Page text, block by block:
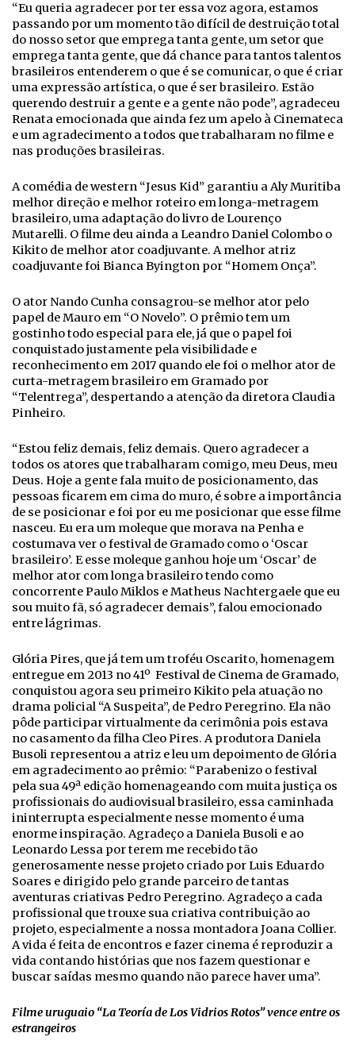
“Eu queria agradecer por ter essa voz agora, estamos
passando por um momento tão difícil de destruição total
do nosso setor que emprega tanta gente, um setor que
emprega tanta gente, que dá chance para tantos talentos
brasileiros entenderem o que é se comunicar, o que é criar
uma expressão artística, o que é ser brasileiro. Estão
querendo destruir a gente e a gente não pode”, agradeceu
Renata emocionada que ainda fez um apelo à Cinemateca
e um agradecimento a todos que trabalharam no filme e
nas produções brasileiras.
A comédia de western “Jesus Kid” garantiu a Aly Muritiba
melhor direção e melhor roteiro em longa-metragem
brasileiro, uma adaptação do livro de Lourenço
Mutarelli. O filme deu ainda a Leandro Daniel Colombo o
Kikito de melhor ator coadjuvante. A melhor atriz
coadjuvante foi Bianca Byington por “Homem Onça”.
O ator Nando Cunha consagrou-se melhor ator pelo
papel de Mauro em “O Novelo”. O prêmio tem um
gostinho todo especial para ele, já que o papel foi
conquistado justamente pela visibilidade e
reconhecimento em 2017 quando ele foi o melhor ator de
curta-metragem brasileiro em Gramado por
“Telentrega”, despertando a atenção da diretora Claudia
Pinheiro.
“Estou feliz demais, feliz demais. Quero agradecer a
todos os atores que trabalharam comigo, meu Deus, meu
Deus. Hoje a gente fala muito de posicionamento, das
pessoas ficarem em cima do muro, é sobre a importância
de se posicionar e foi por eu me posicionar que esse filme
nasceu. Eu era um moleque que morava na Penha e
costumava ver o festival de Gramado como o ‘Oscar
brasileiro’. E esse moleque ganhou hoje um ‘Oscar’ de
melhor ator com longa brasileiro tendo como
concorrente Paulo Miklos e Matheus Nachtergaele que eu
sou muito fã, só agradecer demais”, falou emocionado
entre lágrimas.
Glória Pires, que já tem um troféu Oscarito, homenagem
entregue em 2013 no 41º Festival de Cinema de Gramado,
conquistou agora seu primeiro Kikito pela atuação no
drama policial “A Suspeita”, de Pedro Peregrino. Ela não
pôde participar virtualmente da cerimônia pois estava
no casamento da filha Cleo Pires. A produtora Daniela
Busoli representou a atriz e leu um depoimento de Glória
em agradecimento ao prêmio: “Parabenizo o festival
pela sua 49ª edição homenageando com muita justiça os
profissionais do audiovisual brasileiro, essa caminhada
ininterrupta especialmente nesse momento é uma
enorme inspiração. Agradeço a Daniela Busoli e ao
Leonardo Lessa por terem me recebido tão
generosamente nesse projeto criado por Luis Eduardo
Soares e dirigido pelo grande parceiro de tantas
aventuras criativas Pedro Peregrino. Agradeço a cada
profissional que trouxe sua criativa contribuição ao
projeto, especialmente a nossa montadora Joana Collier.
A vida é feita de encontros e fazer cinema é reproduzir a
vida contando histórias que nos fazem questionar e
buscar saídas mesmo quando não parece haver uma”.
Filme uruguaio “La Teoría de Los Vidrios Rotos” vence entre os
estrangeiros